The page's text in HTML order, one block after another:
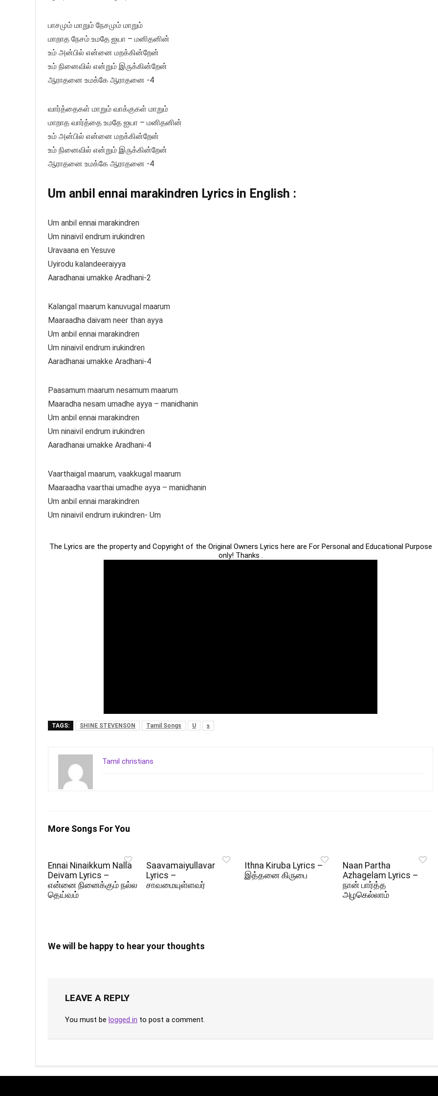
பாசமும் மாறும் நேசமும் மாறும்
மாறாத நேசம் உமதே ஐயா – மனிதனின்
உம் அன்பில் என்னை மறக்கின்றேன்
உம் நினைவில் என்றும் இருக்கின்றேன்
ஆராதனை உமக்கே ஆராதனை -4
வார்த்தைகள் மாறும் வாக்குகள் மாறும்
மாறாத வார்த்தை உமதே ஐயா – மனிதனின்
உம் அன்பில் என்னை மறக்கின்றேன்
உம் நினைவில் என்றும் இருக்கின்றேன்
ஆராதனை உமக்கே ஆராதனை -4
Um anbil ennai marakindren Lyrics in English :
Um anbil ennai marakindren
Um ninaivil endrum irukindren
Uravaana en Yesuve
Uyirodu kalandeeraiyya
Aaradhanai umakke Aradhani-2
Kalangal maarum kanuvugal maarum
Maaraadha daivam neer than ayya
Um anbil ennai marakindren
Um ninaivil endrum irukindren
Aaradhanai umakke Aradhani-4
Paasamum maarum nesamum maarum
Maaradha nesam umadhe ayya – manidhanin
Um anbil ennai marakindren
Um ninaivil endrum irukindren
Aaradhanai umakke Aradhani-4
Vaarthaigal maarum, vaakkugal maarum
Maaraadha vaarthai umadhe ayya – manidhanin
Um anbil ennai marakindren
Um ninaivil endrum irukindren- Um
The Lyrics are the property and Copyright of the Original Owners Lyrics here are For Personal and Educational Purpose
only! Thanks .
TAGS: SHINE STEVENSON Tamil Songs U உ
Tamil christians
More Songs For You
Ennai Ninaikkum Nalla
Deivam Lyrics –
என்னை நினைக்கும் நல்ல
தெய்வம்
Saavamaiyullavar
Lyrics –
சாவமையுள்ளவர்
Ithna Kiruba Lyrics –
இத்தனை கிருபை
Naan Partha
Azhagelam Lyrics –
நான் பார்த்த
அழகெல்லாம்
We will be happy to hear your thoughts
LEAVE A REPLY
You must be logged in to post a comment.